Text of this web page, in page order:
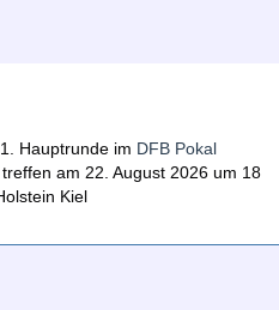
Hauptrunde im DFB Pokal
am 22. August 2026 um 18
Kiel